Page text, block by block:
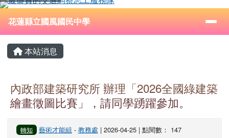
跳至主內容區
花蓮縣立國風國民中學
⏸
導覽列
花蓮縣立國風國民中學
主內容區域
本站消息
內政部建築研究所 辦理「2026全國綠建築
繪畫徵圖比賽」，請同學踴躍參加。
轉知 藝術才能組 - 教務處 | 2026-04-25 | 點閱數： 147
頁尾區域